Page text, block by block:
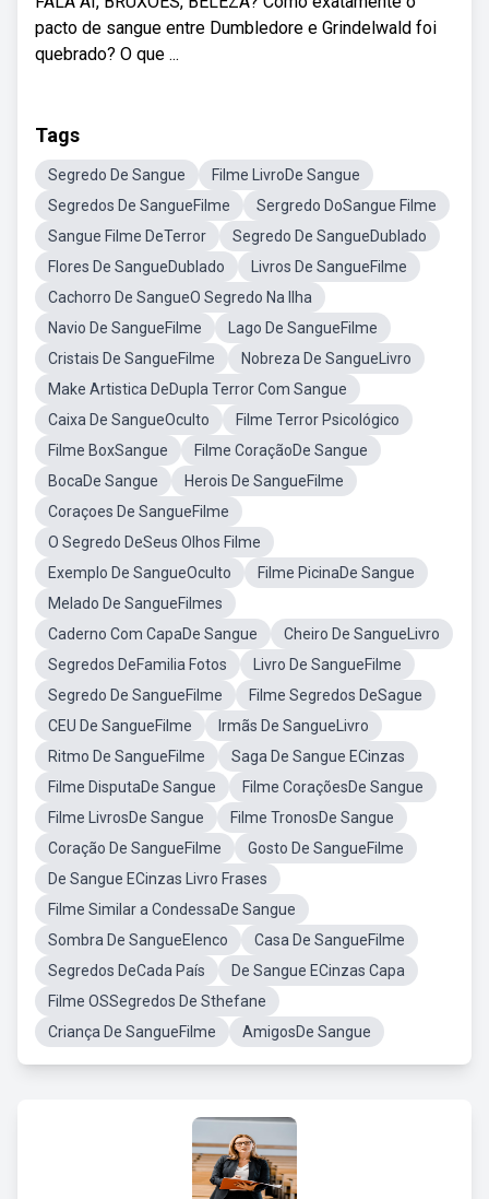
pacto de sangue entre Dumbledore e Grindelwald foi
quebrado? O que ...
Tags
Segredo De Sangue
Filme LivroDe Sangue
Segredos De SangueFilme
Sergredo DoSangue Filme
Sangue Filme DeTerror
Segredo De SangueDublado
Flores De SangueDublado
Livros De SangueFilme
Cachorro De SangueO Segredo Na Ilha
Navio De SangueFilme
Lago De SangueFilme
Cristais De SangueFilme
Nobreza De SangueLivro
Make Artistica DeDupla Terror Com Sangue
Caixa De SangueOculto
Filme Terror Psicológico
Filme BoxSangue
Filme CoraçãoDe Sangue
BocaDe Sangue
Herois De SangueFilme
Coraçoes De SangueFilme
O Segredo DeSeus Olhos Filme
Exemplo De SangueOculto
Filme PicinaDe Sangue
Melado De SangueFilmes
Caderno Com CapaDe Sangue
Cheiro De SangueLivro
Segredos DeFamilia Fotos
Livro De SangueFilme
Segredo De SangueFilme
Filme Segredos DeSague
CEU De SangueFilme
Irmãs De SangueLivro
Ritmo De SangueFilme
Saga De Sangue ECinzas
Filme DisputaDe Sangue
Filme CoraçõesDe Sangue
Filme LivrosDe Sangue
Filme TronosDe Sangue
Coração De SangueFilme
Gosto De SangueFilme
De Sangue ECinzas Livro Frases
Filme Similar a CondessaDe Sangue
Sombra De SangueElenco
Casa De SangueFilme
Segredos DeCada País
De Sangue ECinzas Capa
Filme OSSegredos De Sthefane
Criança De SangueFilme
AmigosDe Sangue